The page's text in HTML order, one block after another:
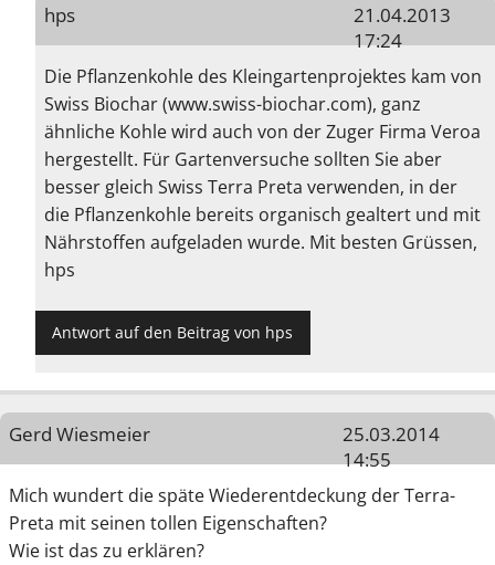
hps
21.04.2013
17:24
Die Pflanzenkohle des Kleingartenprojektes kam von
Swiss Biochar (www.swiss-biochar.com), ganz
ähnliche Kohle wird auch von der Zuger Firma Veroa
hergestellt. Für Gartenversuche sollten Sie aber
besser gleich Swiss Terra Preta verwenden, in der
die Pflanzenkohle bereits organisch gealtert und mit
Nährstoffen aufgeladen wurde. Mit besten Grüssen,
hps
Antwort auf den Beitrag von hps
Gerd Wiesmeier
25.03.2014
14:55
Mich wundert die späte Wiederentdeckung der Terra-
Preta mit seinen tollen Eigenschaften?
Wie ist das zu erklären?